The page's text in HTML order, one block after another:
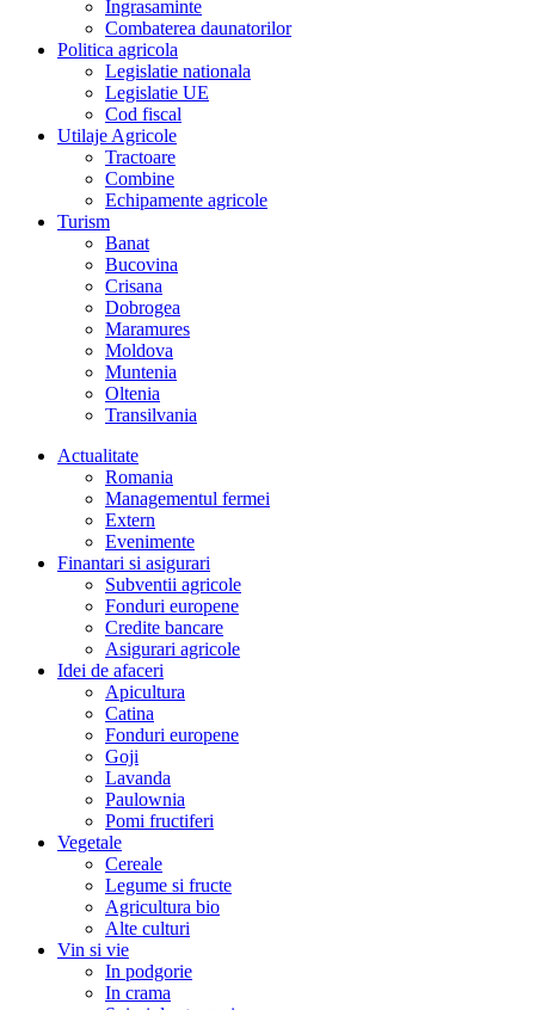
Îngrasaminte
Combaterea daunatorilor
Politica agricola
Legislatie nationala
Legislatie UE
Cod fiscal
Utilaje Agricole
Tractoare
Combine
Echipamente agricole
Turism
Banat
Bucovina
Crisana
Dobrogea
Maramures
Moldova
Muntenia
Oltenia
Transilvania
Actualitate
Romania
Managementul fermei
Extern
Evenimente
Finantari si asigurari
Subventii agricole
Fonduri europene
Credite bancare
Asigurari agricole
Idei de afaceri
Apicultura
Catina
Fonduri europene
Goji
Lavanda
Paulownia
Pomi fructiferi
Vegetale
Cereale
Legume si fructe
Agricultura bio
Alte culturi
Vin si vie
In podgorie
In crama